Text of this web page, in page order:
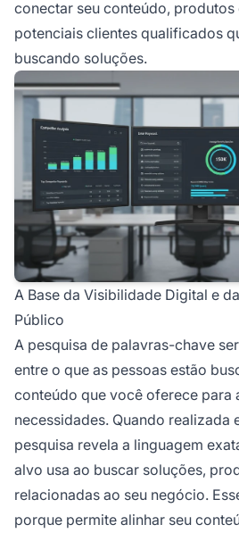
conectar seu conteúdo, produtos
potenciais clientes qualificados
buscando soluções.
A Base da Visibilidade Digital e
Público
A pesquisa de palavras-chave
entre o que as pessoas estão
conteúdo que você oferece para
necessidades. Quando realizada
pesquisa revela a linguagem
alvo usa ao buscar soluções,
relacionadas ao seu negócio.
porque permite alinhar seu